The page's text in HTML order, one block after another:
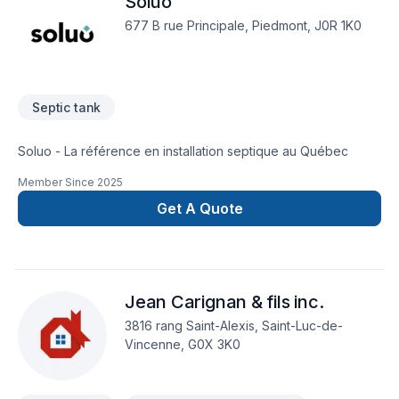
677 B rue Principale, Piedmont, J0R 1K0
Septic tank
Soluo - La référence en installation septique au Québec
Member Since 2025
Get A Quote
Jean Carignan & fils inc.
3816 rang Saint-Alexis, Saint-Luc-de-
Vincenne, G0X 3K0